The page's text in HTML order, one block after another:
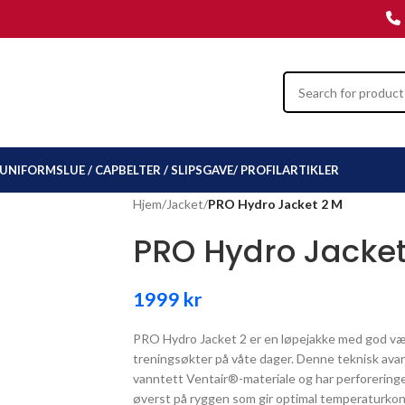
UNIFORMSLUE / CAPBELTER / SLIPSGAVE/ PROFILARTIKLER
Hjem/Jacket/PRO Hydro Jacket 2 M
PRO Hydro
1999 kr
PRO Hydro Jacket 2 er en løpejakke med god
treningsøkter på våte dager. Denne teknisk
vanntett Ventair®-materiale og har
øverst på ryggen som gir optimal